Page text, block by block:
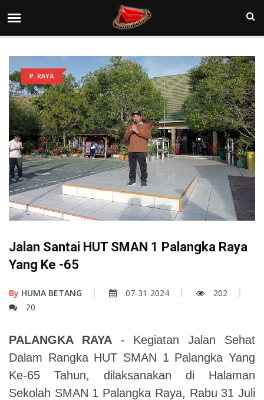
P. RAYA
Jalan Santai HUT SMAN 1 Palangka Raya
Yang Ke -65
By HUMA BETANG 07-31-2024
202
20
PALANGKA RAYA- Kegiatan Jalan Sehat
Dalam Rangka HUT SMAN 1 Palangka Yang
Ke-65 Tahun, dilaksanakan di Halaman
Sekolah SMAN 1 Palangka Raya, Rabu 31 Juli